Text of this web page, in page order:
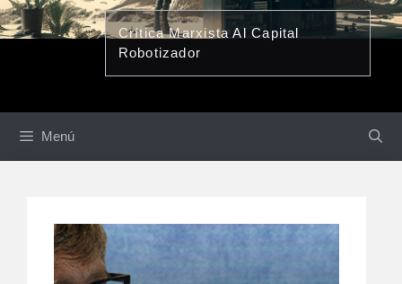
Crítica Marxista Al Capital
Robotizador
Menú